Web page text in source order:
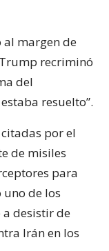
al margen de
recriminó
del
resuelto”.
por el
de misiles
para
uno de los
desistir de
Irán en los